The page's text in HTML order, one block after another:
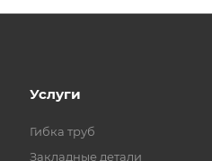
Услуги
Гибка труб
Закладные детали